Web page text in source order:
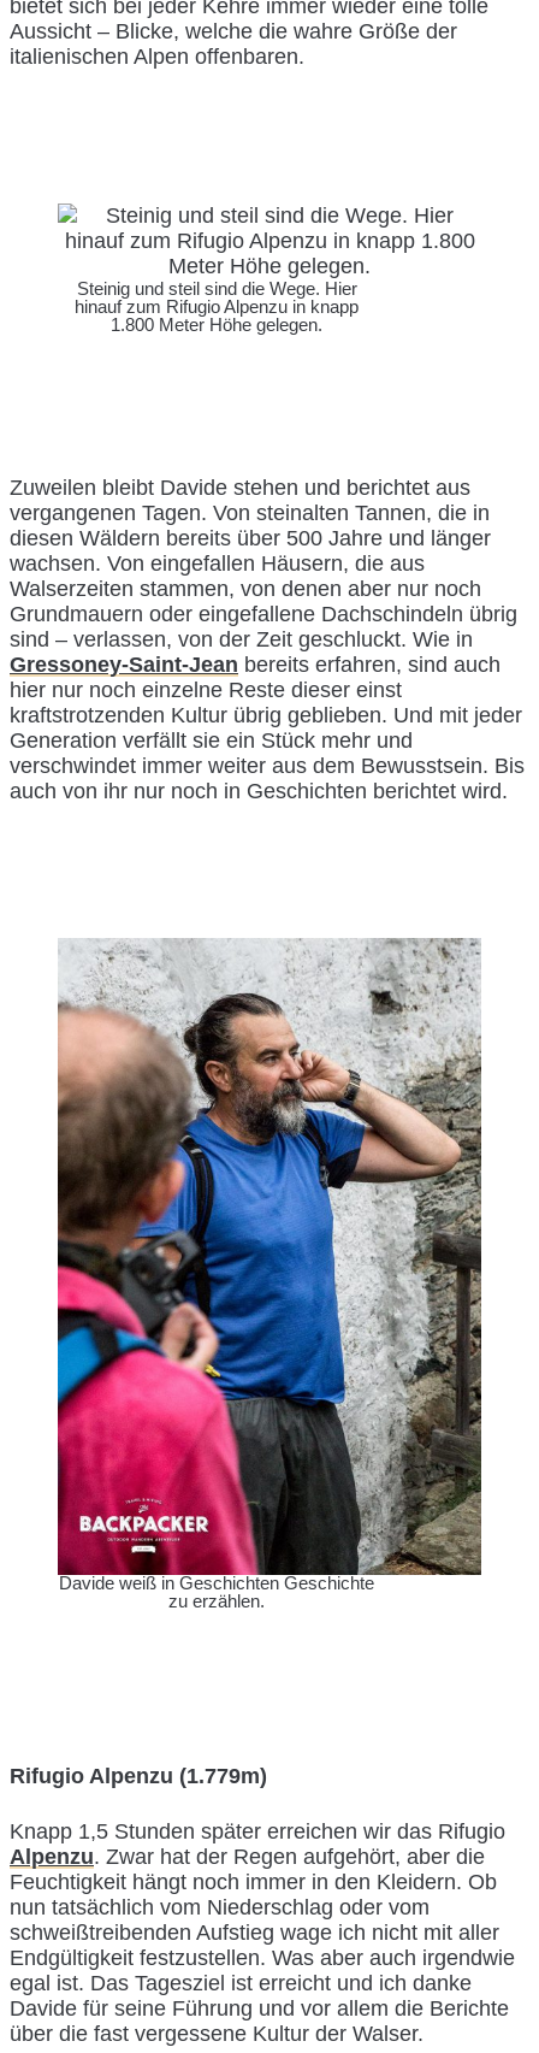
bietet sich bei jeder Kehre immer wieder eine tolle
Aussicht – Blicke, welche die wahre Größe der
italienischen Alpen offenbaren.
Steinig und steil sind die Wege. Hier
hinauf zum Rifugio Alpenzu in knapp
1.800 Meter Höhe gelegen.
Zuweilen bleibt Davide stehen und berichtet aus
vergangenen Tagen. Von steinalten Tannen, die in
diesen Wäldern bereits über 500 Jahre und länger
wachsen. Von eingefallen Häusern, die aus
Walserzeiten stammen, von denen aber nur noch
Grundmauern oder eingefallene Dachschindeln übrig
sind – verlassen, von der Zeit geschluckt. Wie in
Gressoney-Saint-Jean bereits erfahren, sind auch
hier nur noch einzelne Reste dieser einst
kraftstrotzenden Kultur übrig geblieben. Und mit jeder
Generation verfällt sie ein Stück mehr und
verschwindet immer weiter aus dem Bewusstsein. Bis
auch von ihr nur noch in Geschichten berichtet wird.
Davide weiß in Geschichten Geschichte
zu erzählen.
Rifugio Alpenzu (1.779m)
Knapp 1,5 Stunden später erreichen wir das Rifugio
Alpenzu. Zwar hat der Regen aufgehört, aber die
Feuchtigkeit hängt noch immer in den Kleidern. Ob
nun tatsächlich vom Niederschlag oder vom
schweißtreibenden Aufstieg wage ich nicht mit aller
Endgültigkeit festzustellen. Was aber auch irgendwie
egal ist. Das Tagesziel ist erreicht und ich danke
Davide für seine Führung und vor allem die Berichte
über die fast vergessene Kultur der Walser.